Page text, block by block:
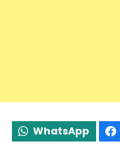
WhatsApp